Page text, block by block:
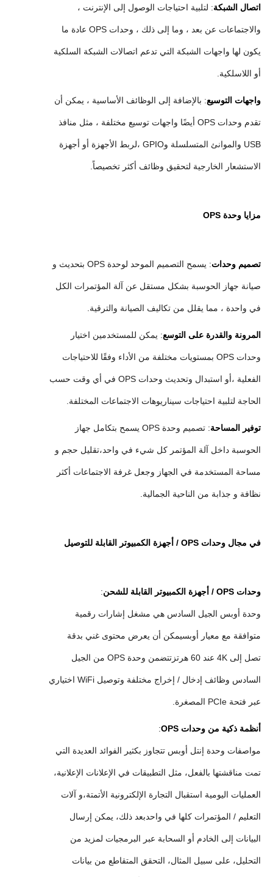
اتصال الشبكة: لتلبية احتياجات الوصول إلى الإنترنت ،
والاجتماعات عن بعد ، وما إلى ذلك ، وحدات OPS عادة ما
يكون لها واجهات الشبكة التي تدعم اتصالات الشبكة السلكية
أو اللاسلكية.
واجهات التوسيع: بالإضافة إلى الوظائف الأساسية ، يمكن أن
تقدم وحدات OPS أيضًا واجهات توسيع مختلفة ، مثل منافذ
USB والموانئ المتسلسلة وGPIO ،لربط الأجهزة أو أجهزة
الاستشعار الخارجية لتحقيق وظائف أكثر تخصيصاً.
مزايا وحدة OPS
تصميم وحدات : يسمح التصميم الموحد لوحدة OPS بتحديث و
صيانة جهاز الحوسبة بشكل مستقل عن آلة المؤتمرات الكل
في واحدة ، مما يقلل من تكاليف الصيانة والترقية.
المرونة والقدرة على التوسع: يمكن للمستخدمين اختيار
وحدات OPS بمستويات مختلفة من الأداء وفقًا للاحتياجات
الفعلية ،أو استبدال وتحديث وحدات OPS في أي وقت حسب
الحاجة لتلبية احتياجات سيناريوهات الاجتماعات المختلفة.
توفير المساحة : تصميم وحدة OPS يسمح بتكامل جهاز
الحوسبة داخل آلة المؤتمر كل شيء في واحد،تقليل حجم و
مساحة المستخدمة في الجهاز وجعل غرفة الاجتماعات أكثر
نظافة و جذابة من الناحية الجمالية.
في مجال وحدات OPS / أجهزة الكمبيوتر القابلة للتوصيل
وحدات OPS / أجهزة الكمبيوتر القابلة للشحن :
وحدة أوبس الجيل السادس هي مشغل إشارات رقمية
متوافقة مع معيار أوبسيمكن أن يعرض محتوى غني بدقة
تصل إلى 4K عند 60 هرتزتتضمن وحدة OPS من الجيل
السادس وظائف إدخال / إخراج مختلفة وتوصيل WiFi اختياري
عبر فتحة PCIe المصغرة.
أنظمة ذكية من وحدات OPS :
مواصفات وحدة إنتل أوبس تتجاوز بكثير الفوائد العديدة التي
تمت مناقشتها بالفعل، مثل التطبيقات في الإعلانات الإعلانية،
العمليات اليومية استقبال التجارة الإلكترونية الأتمتة،و آلات
التعليم / المؤتمرات كلها في واحدبعد ذلك، يمكن إرسال
البيانات إلى الخادم أو السحابة عبر البرمجيات لمزيد من
التحليل، على سبيل المثال، التحقق المتقاطع من بيانات